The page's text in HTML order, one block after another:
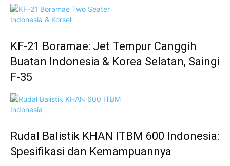
KF-21 Boramae: Jet Tempur Canggih
Buatan Indonesia & Korea Selatan, Saingi
F-35
Rudal Balistik KHAN ITBM 600 Indonesia:
Spesifikasi dan Kemampuannya